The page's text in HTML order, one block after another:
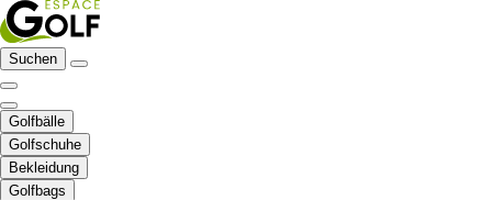
Suchen
Golfbälle
Golfschuhe
Bekleidung
Golfbags